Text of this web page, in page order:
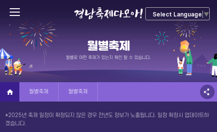
Select Language ▼
월별축제
월별로 어떤 축제가 있는지 확인 할 수 있습니다.
월별축제 월별축제
*2025년 축제 일정이 확정되지 않은 경우 전년도 정보가 노출됩니다. 일정 확정시 업데이트하
겠습니다.